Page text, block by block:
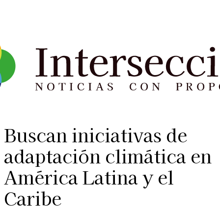
Buscan iniciativas de
adaptación climática en
América Latina y el
Caribe